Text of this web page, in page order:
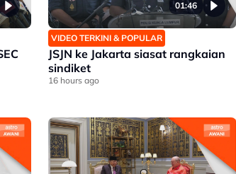
01:46
VIDEO TERKINI & POPULAR
JSJN ke Jakarta siasat rangkaian
sindiket
16 hours ago